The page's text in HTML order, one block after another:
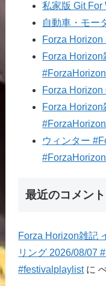
私家版 Git
自動車・モー
Forza
Forza Horizon
Forza
Forza
ウィンター
最近のコメント
Forza Horizon雑記
リング 2026/08/07
#festivalplaylistに